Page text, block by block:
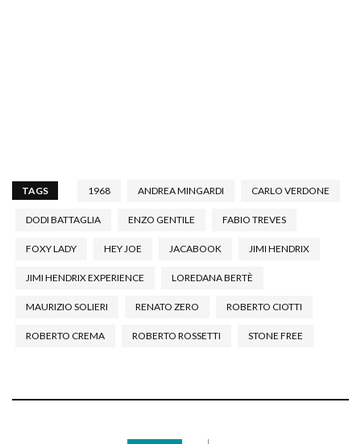
TAGS 1968 ANDREA MINGARDI CARLO VERDONE
DODI BATTAGLIA ENZO GENTILE FABIO TREVES
FOXY LADY HEY JOE JACABOOK JIMI HENDRIX
JIMI HENDRIX EXPERIENCE LOREDANA BERTÈ
MAURIZIO SOLIERI RENATO ZERO ROBERTO CIOTTI
ROBERTO CREMA ROBERTO ROSSETTI STONE FREE